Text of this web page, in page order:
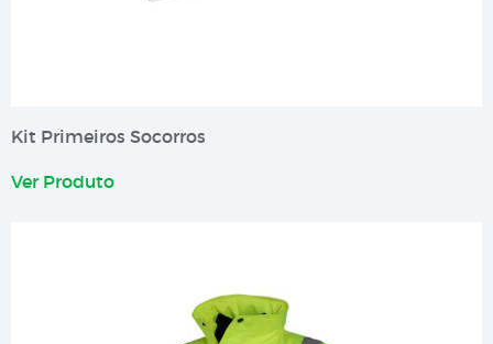
Kit Primeiros Socorros
Ver Produto